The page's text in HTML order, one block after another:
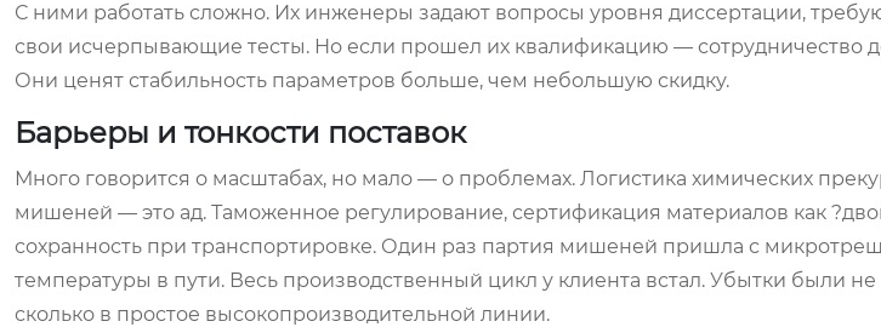
С ними работать сложно. Их инженеры задают вопросы уровня диссертации,
свои исчерпывающие тесты. Но если прошел их квалификацию — сотрудничество
Они ценят стабильность параметров больше, чем небольшую скидку.
Барьеры и тонкости поставок
Много говорится о масштабах, но мало — о проблемах. Логистика химических
мишеней — это ад. Таможенное регулирование, сертификация материалов как
сохранность при транспортировке. Один раз партия мишеней пришла с
температуры в пути. Весь производственный цикл у клиента встал. Убытки были не
сколько в простое высокопроизводительной линии.